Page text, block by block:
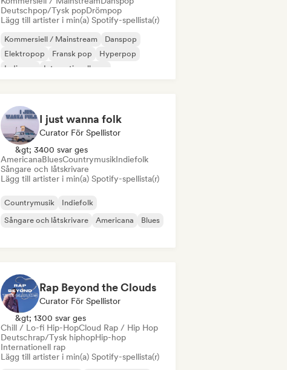
Deutschpop/Tysk popDrömpop
Lägg till artister i min(a) Spotify-spellista(r)
Kommersiell / Mainstream
Danspop
Elektropop
Fransk pop
Hyperpop
Indiepop
Internationell pop
I just wanna folk
Curator För Spellistor
&gt; 3400 svar ges
AmericanaBluesCountrymusikIndiefolk
Sångare och låtskrivare
Lägg till artister i min(a) Spotify-spellista(r)
Countrymusik
Indiefolk
Sångare och låtskrivare
Americana Blues
Rap Beyond the Clouds
Curator För Spellistor
&gt; 1300 svar ges
Chill / Lo-fi Hip-HopCloud Rap / Hip Hop
Deutschrap/Tysk hiphopHip-hop
Internationell rap
Lägg till artister i min(a) Spotify-spellista(r)